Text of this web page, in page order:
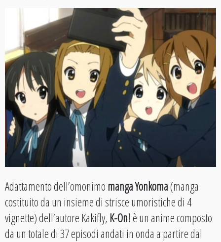
Adattamento dell’omonimomanga Yonkoma(manga
costituito da un insieme di strisce umoristiche di 4
vignette) dell’autore Kakifly,K-On!è un anime composto
da un totale di 37 episodi andati in onda a partire dal